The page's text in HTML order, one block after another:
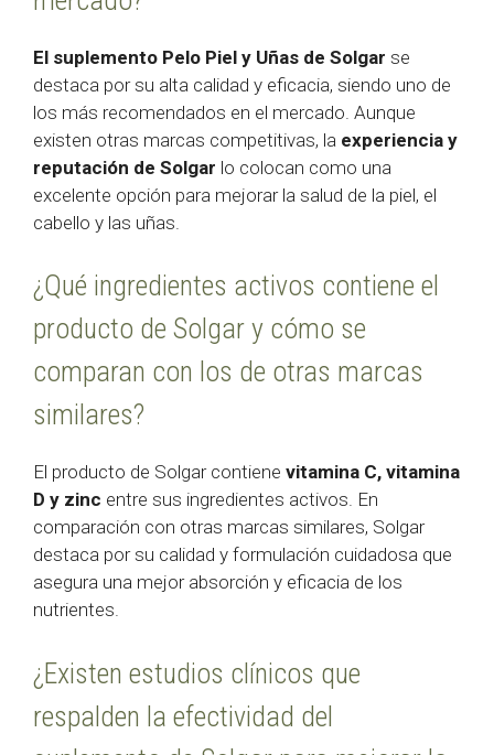
El suplemento Pelo Piel y Uñas de Solgar se
destaca por su alta calidad y eficacia, siendo uno de
los más recomendados en el mercado. Aunque
existen otras marcas competitivas, la experiencia y
reputación de Solgar lo colocan como una
excelente opción para mejorar la salud de la piel, el
cabello y las uñas.
¿Qué ingredientes activos contiene el
producto de Solgar y cómo se
comparan con los de otras marcas
similares?
El producto de Solgar contiene vitamina C, vitamina
D y zinc entre sus ingredientes activos. En
comparación con otras marcas similares, Solgar
destaca por su calidad y formulación cuidadosa que
asegura una mejor absorción y eficacia de los
nutrientes.
¿Existen estudios clínicos que
respalden la efectividad del